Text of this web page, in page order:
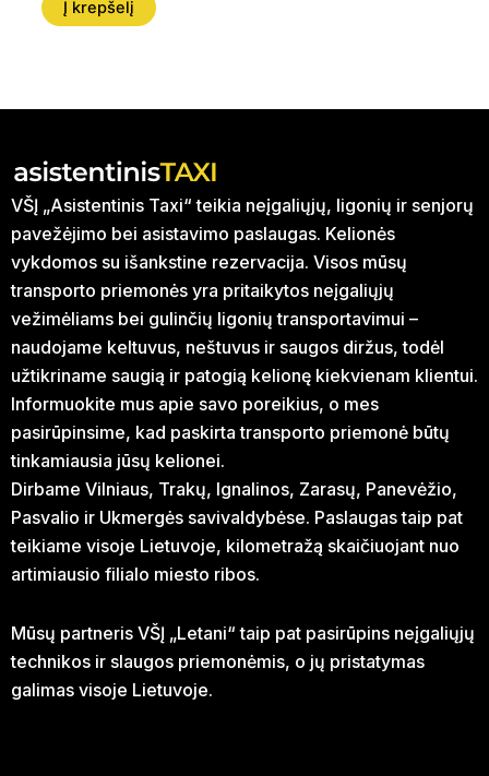
Į krepšelį
VŠĮ „Asistentinis Taxi“ teikia neįgaliųjų, ligonių ir senjorų
pavežėjimo bei asistavimo paslaugas. Kelionės
vykdomos su išankstine rezervacija. Visos mūsų
transporto priemonės yra pritaikytos neįgaliųjų
vežimėliams bei gulinčių ligonių transportavimui –
naudojame keltuvus, neštuvus ir saugos diržus, todėl
užtikriname saugią ir patogią kelionę kiekvienam klientui.
Informuokite mus apie savo poreikius, o mes
pasirūpinsime, kad paskirta transporto priemonė būtų
tinkamiausia jūsų kelionei.
Dirbame Vilniaus, Trakų, Ignalinos, Zarasų, Panevėžio,
Pasvalio ir Ukmergės savivaldybėse. Paslaugas taip pat
teikiame visoje Lietuvoje, kilometražą skaičiuojant nuo
artimiausio filialo miesto ribos.
Mūsų partneris VŠĮ „Letani“ taip pat pasirūpins neįgaliųjų
technikos ir slaugos priemonėmis, o jų pristatymas
galimas visoje Lietuvoje.